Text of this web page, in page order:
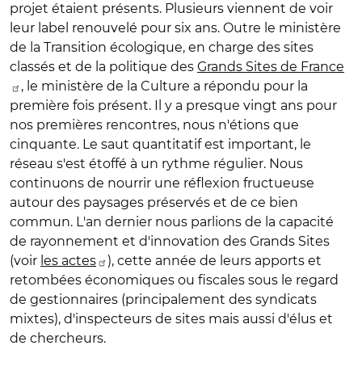
projet étaient présents. Plusieurs viennent de voir
leur label renouvelé pour six ans. Outre le ministère
de la Transition écologique, en charge des sites
classés et de la politique des Grands Sites de France
, le ministère de la Culture a répondu pour la
première fois présent. Il y a presque vingt ans pour
nos premières rencontres, nous n'étions que
cinquante. Le saut quantitatif est important, le
réseau s'est étoffé à un rythme régulier. Nous
continuons de nourrir une réflexion fructueuse
autour des paysages préservés et de ce bien
commun. L'an dernier nous parlions de la capacité
de rayonnement et d'innovation des Grands Sites
(voir les actes
), cette année de leurs apports et
retombées économiques ou fiscales sous le regard
de gestionnaires (principalement des syndicats
mixtes), d'inspecteurs de sites mais aussi d'élus et
de chercheurs.